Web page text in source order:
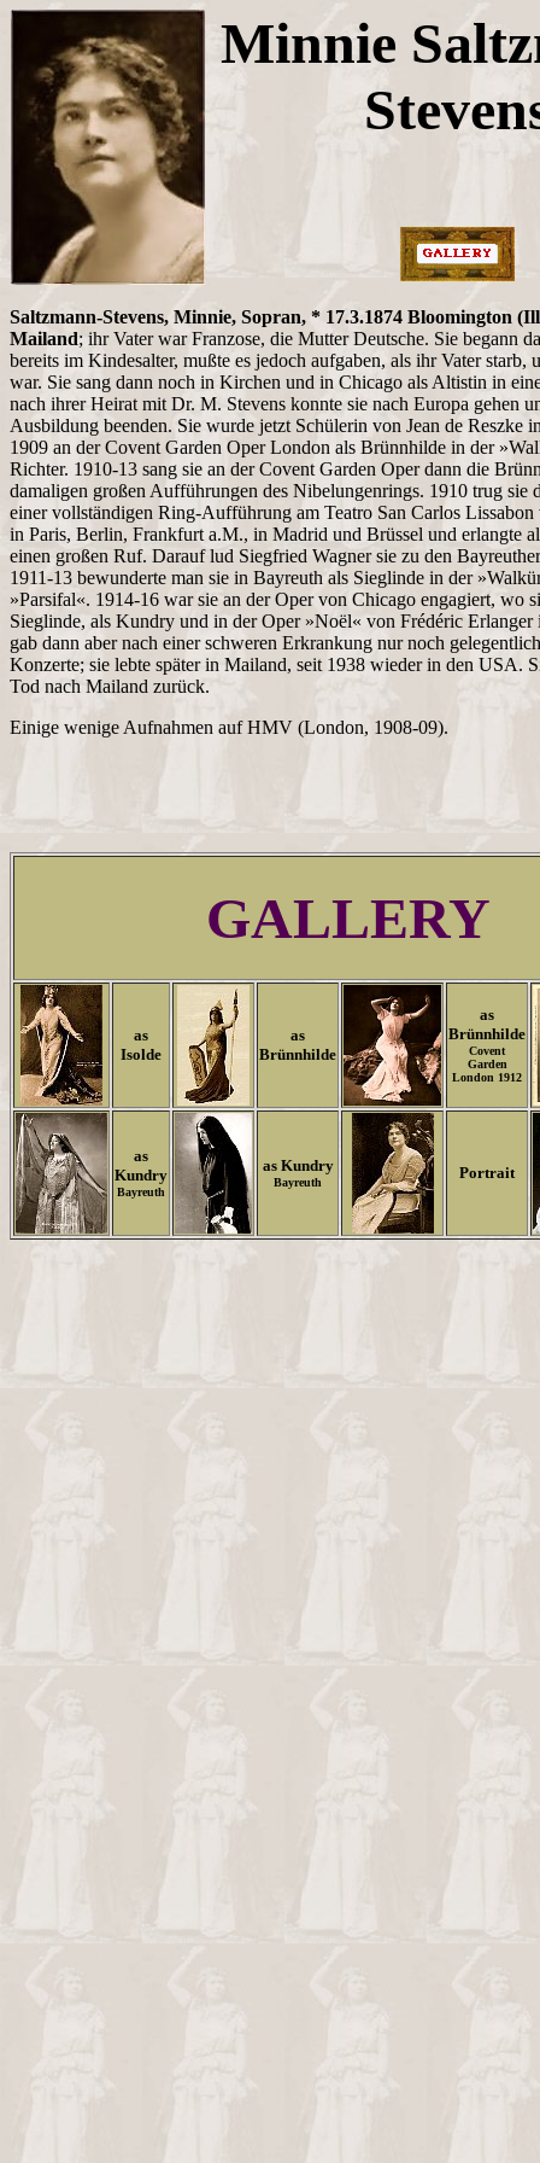
Minnie
Saltzmann-Stevens, Minnie, Sopran, * 17.3.1874 Bloomington
Mailand; ihr Vater war Franzose, die Mutter Deutsche. Sie begann
bereits im Kindesalter, mußte es jedoch aufgaben, als ihr Vater starb,
war. Sie sang dann noch in Kirchen und in Chicago als Altistin in
nach ihrer Heirat mit Dr. M. Stevens konnte sie nach Europa gehen
Ausbildung beenden. Sie wurde jetzt Schülerin von Jean de Reszke
1909 an der Covent Garden Oper London als Brünnhilde in der
Richter. 1910-13 sang sie an der Covent Garden Oper dann die
damaligen großen Aufführungen des Nibelungenrings. 1910 trug sie
einer vollständigen Ring-Aufführung am Teatro San Carlos Lissabon
in Paris, Berlin, Frankfurt a.M., in Madrid und Brüssel und erlangte
einen großen Ruf. Darauf lud Siegfried Wagner sie zu den
1911-13 bewunderte man sie in Bayreuth als Sieglinde in der
»Parsifal«. 1914-16 war sie an der Oper von Chicago engagiert, wo
Sieglinde, als Kundry und in der Oper »Noël« von Frédéric Erlanger
gab dann aber nach einer schweren Erkrankung nur noch
Konzerte; sie lebte später in Mailand, seit 1938 wieder in den USA.
Tod nach Mailand zurück.
Einige wenige Aufnahmen auf HMV (London, 1908-09).
GALLERY
as
Isolde
as
Brünnhilde
as
Brünnhilde
Covent
Garden
London 1912
as
Kundry
Bayreuth
as Kundry
Bayreuth
Portrait